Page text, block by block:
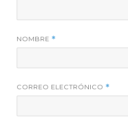
NOMBRE *
CORREO ELECTRÓNICO *